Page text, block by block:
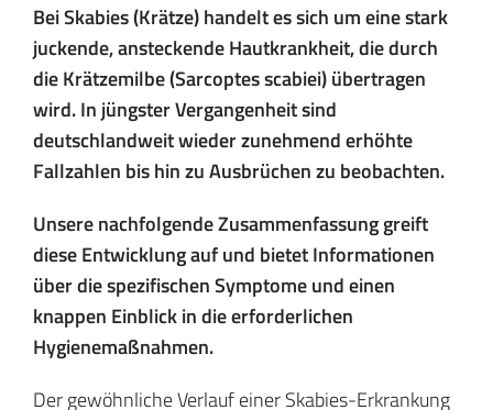
Bei Skabies (Krätze) handelt es sich um eine stark
juckende, ansteckende Hautkrankheit, die durch
die Krätzemilbe (Sarcoptes scabiei) übertragen
wird. In jüngster Vergangenheit sind
deutschlandweit wieder zunehmend erhöhte
Fallzahlen bis hin zu Ausbrüchen zu beobachten.
Unsere nachfolgende Zusammenfassung greift
diese Entwicklung auf und bietet Informationen
über die spezifischen Symptome und einen
knappen Einblick in die erforderlichen
Hygienemaßnahmen.
Der gewöhnliche Verlauf einer Skabies-Erkrankung